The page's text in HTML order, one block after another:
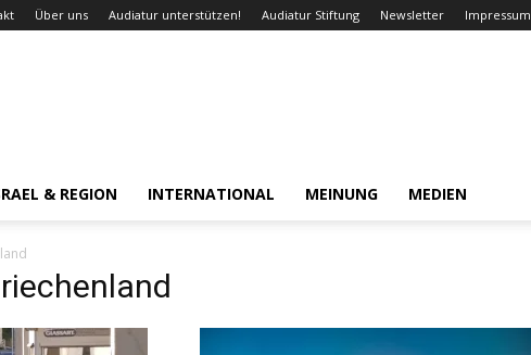
Über uns Audiatur unterstützen! Audiatur Stiftung Newsletter Impressum
& REGION INTERNATIONAL MEINUNG MEDIEN